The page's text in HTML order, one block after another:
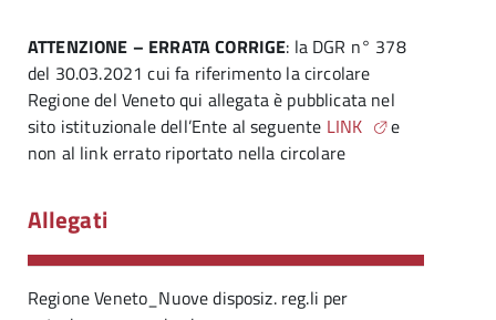
ATTENZIONE – ERRATA CORRIGE: la DGR n° 378
del 30.03.2021 cui fa riferimento la circolare
Regione del Veneto qui allegata è pubblicata nel
sito istituzionale dell’Ente al seguente LINK
e
non al link errato riportato nella circolare
Allegati
Regione Veneto_Nuove disposiz. reg.li per